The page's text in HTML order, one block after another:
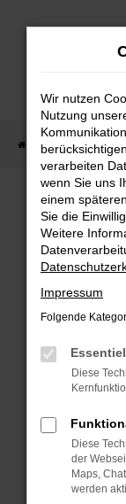
Zum
Startseite
Bei
ERROR
Beim
Hier sind
können:
Wir nutzen
Nutzung
verarbeiten
wenn Sie uns
einem
Sie die
Weitere
Impressum
Folgende
Diese
Diese
der
Maps,
werden